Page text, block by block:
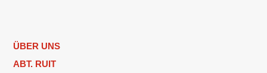
ÜBER UNS
ABT. RUIT